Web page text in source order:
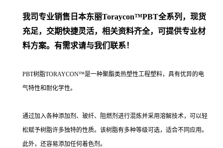
我司专业销售日本东丽Toraycon™PBT全系列，现货
充足，交期快捷灵活，相关资料齐全，可提供专业材
料方案。有需求请与我们联系！
PBT树脂TORAYCON™是一种聚酯类热塑性工程塑料，具有优异的电
气特性和耐化学性。
通过加入各种添加剂、玻纤、阻燃剂进行混炼并采用溶解技术，可以轻
松赋予树脂许多独特的性质。该树脂有多种等级可选，适合不同应用。
此外，还容易添加任何着色剂。